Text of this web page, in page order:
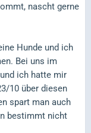
nascht gerne
Hunde und ich
Bei uns im
ich hatte mir
10 über diesen
spart man auch
bestimmt nicht